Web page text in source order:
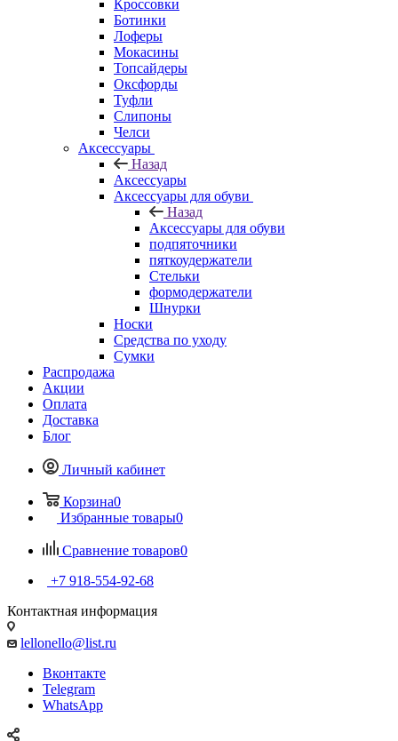
Кроссовки
Ботинки
Лоферы
Мокасины
Топсайдеры
Оксфорды
Туфли
Слипоны
Челси
Аксессуары
Назад
Аксессуары
Аксессуары для обуви
Назад
Аксессуары для обуви
подпяточники
пяткоудержатели
Стельки
формодержатели
Шнурки
Носки
Средства по уходу
Сумки
Распродажа
Акции
Оплата
Доставка
Блог
Личный кабинет
Корзина0
Избранные товары0
Сравнение товаров0
+7 918-554-92-68
Контактная информация
lellonello@list.ru
Вконтакте
Telegram
WhatsApp